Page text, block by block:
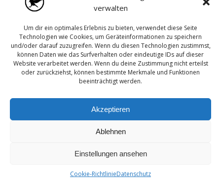
verwalten
Um dir ein optimales Erlebnis zu bieten, verwendet diese Seite
Technologien wie Cookies, um Geräteinformationen zu speichern
und/oder darauf zuzugreifen. Wenn du diesen Technologien zustimmst,
können Daten wie das Surfverhalten oder eindeutige IDs auf dieser
Website verarbeitet werden. Wenn du deine Zustimmung nicht erteilst
oder zurückziehst, können bestimmte Merkmale und Funktionen
beeinträchtigt werden.
Akzeptieren
Ablehnen
Einstellungen ansehen
Cookie-RichtlinieDatenschutz
andColibri